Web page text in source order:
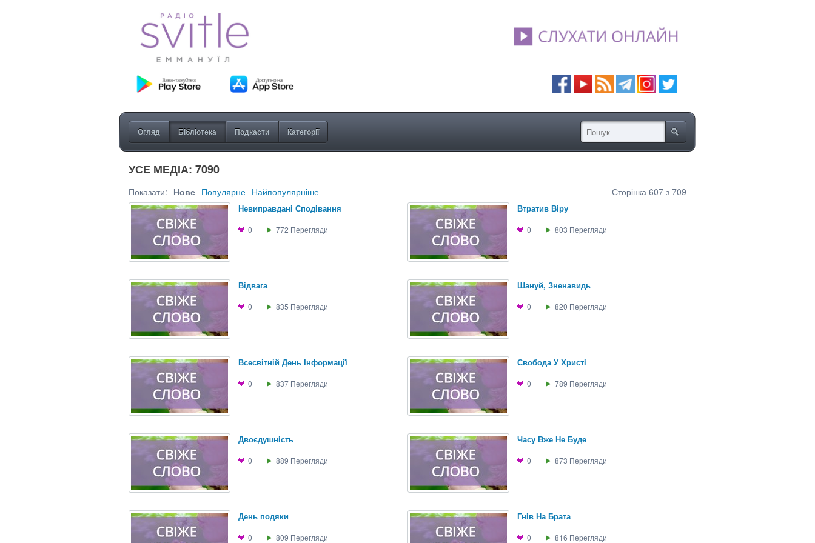
Огляд Бібліотека Подкасти Категорії
УСЕ МЕДІА: 7090
Показати: Нове Популярне Найпопулярніше Сторінка 607 з 709
Невиправданi Сподiвання
0 772 Перегляди
Втратив Вiру
0 803 Перегляди
Відвага
0 835 Перегляди
Шануй, Зненавидь
0 820 Перегляди
Всесвітній День Інформації
0 837 Перегляди
Свобода У Христi
0 789 Перегляди
Двоєдушнiсть
0 889 Перегляди
Часу Вже Не Буде
0 873 Перегляди
День подяки
0 809 Перегляди
Гнiв На Брата
0 816 Перегляди